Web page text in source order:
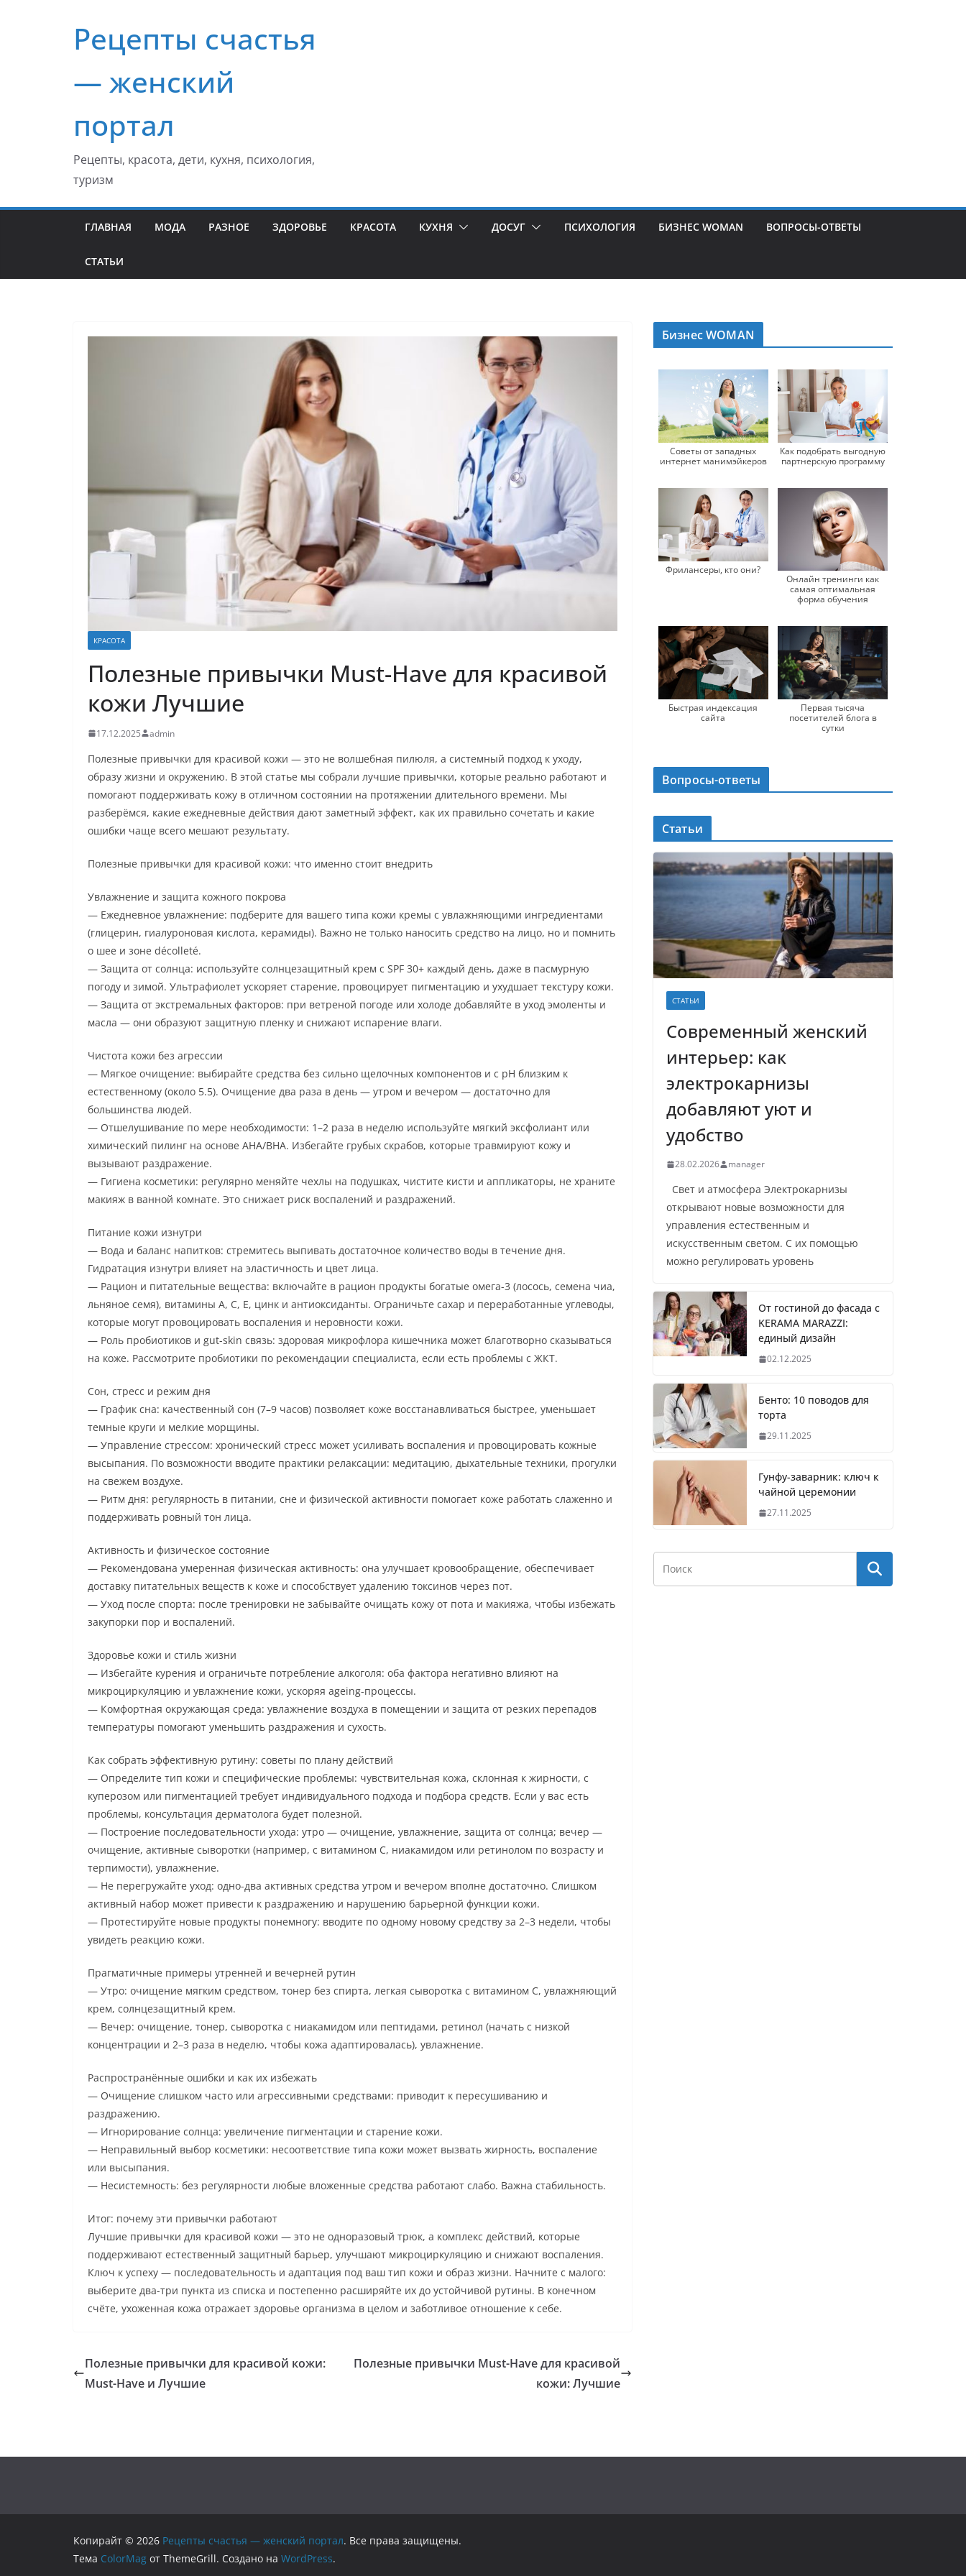
содержимомуРецепты счастья
— женский
портал
Рецепты, красота, дети, кухня, психология,
туризм
ГЛАВНАЯ МОДА РАЗНОЕ ЗДОРОВЬЕ КРАСОТА КУХНЯ ДОСУГ ПСИХОЛОГИЯ БИЗНЕС WOMAN ВОПРОСЫ-ОТВЕТЫ
СТАТЬИ
КРАСОТА
Полезные привычки Must-Have для красивой
кожи Лучшие
17.12.2025 admin
Полезные привычки для красивой кожи — это не волшебная пилюля, а системный подход к уходу,
образу жизни и окружению. В этой статье мы собрали лучшие привычки, которые реально работают и
помогают поддерживать кожу в отличном состоянии на протяжении длительного времени. Мы
разберёмся, какие ежедневные действия дают заметный эффект, как их правильно сочетать и какие
ошибки чаще всего мешают результату.
Полезные привычки для красивой кожи: что именно стоит внедрить
Увлажнение и защита кожного покрова
— Ежедневное увлажнение: подберите для вашего типа кожи кремы с увлажняющими ингредиентами
(глицерин, гиалуроновая кислота, керамиды). Важно не только наносить средство на лицо, но и помнить
о шее и зоне décolleté.
— Защита от солнца: используйте солнцезащитный крем с SPF 30+ каждый день, даже в пасмурную
погоду и зимой. Ультрафиолет ускоряет старение, провоцирует пигментацию и ухудшает текстуру кожи.
— Защита от экстремальных факторов: при ветреной погоде или холоде добавляйте в уход эмоленты и
масла — они образуют защитную пленку и снижают испарение влаги.
Чистота кожи без агрессии
— Мягкое очищение: выбирайте средства без сильно щелочных компонентов и с pH близким к
естественному (около 5.5). Очищение два раза в день — утром и вечером — достаточно для
большинства людей.
— Отшелушивание по мере необходимости: 1–2 раза в неделю используйте мягкий эксфолиант или
химический пилинг на основе AHA/BHA. Избегайте грубых скрабов, которые травмируют кожу и
вызывают раздражение.
— Гигиена косметики: регулярно меняйте чехлы на подушках, чистите кисти и аппликаторы, не храните
макияж в ванной комнате. Это снижает риск воспалений и раздражений.
Питание кожи изнутри
— Вода и баланс напитков: стремитесь выпивать достаточное количество воды в течение дня.
Гидратация изнутри влияет на эластичность и цвет лица.
— Рацион и питательные вещества: включайте в рацион продукты богатые омега-3 (лосось, семена чиа,
льняное семя), витамины A, C, E, цинк и антиоксиданты. Ограничьте сахар и переработанные углеводы,
которые могут провоцировать воспаления и неровности кожи.
— Роль пробиотиков и gut-skin связь: здоровая микрофлора кишечника может благотворно сказываться
на коже. Рассмотрите пробиотики по рекомендации специалиста, если есть проблемы с ЖКТ.
Сон, стресс и режим дня
— График сна: качественный сон (7–9 часов) позволяет коже восстанавливаться быстрее, уменьшает
темные круги и мелкие морщины.
— Управление стрессом: хронический стресс может усиливать воспаления и провоцировать кожные
высыпания. По возможности вводите практики релаксации: медитацию, дыхательные техники, прогулки
на свежем воздухе.
— Ритм дня: регулярность в питании, сне и физической активности помогает коже работать слаженно и
поддерживать ровный тон лица.
Активность и физическое состояние
— Рекомендована умеренная физическая активность: она улучшает кровообращение, обеспечивает
доставку питательных веществ к коже и способствует удалению токсинов через пот.
— Уход после спорта: после тренировки не забывайте очищать кожу от пота и макияжа, чтобы избежать
закупорки пор и воспалений.
Здоровье кожи и стиль жизни
— Избегайте курения и ограничьте потребление алкоголя: оба фактора негативно влияют на
микроциркуляцию и увлажнение кожи, ускоряя ageing-процессы.
— Комфортная окружающая среда: увлажнение воздуха в помещении и защита от резких перепадов
температуры помогают уменьшить раздражения и сухость.
Как собрать эффективную рутину: советы по плану действий
— Определите тип кожи и специфические проблемы: чувствительная кожа, склонная к жирности, с
куперозом или пигментацией требует индивидуального подхода и подбора средств. Если у вас есть
проблемы, консультация дерматолога будет полезной.
— Построение последовательности ухода: утро — очищение, увлажнение, защита от солнца; вечер —
очищение, активные сыворотки (например, с витамином C, ниакамидом или ретинолом по возрасту и
терпимости), увлажнение.
— Не перегружайте уход: одно-два активных средства утром и вечером вполне достаточно. Слишком
активный набор может привести к раздражению и нарушению барьерной функции кожи.
— Протестируйте новые продукты понемногу: вводите по одному новому средству за 2–3 недели, чтобы
увидеть реакцию кожи.
Прагматичные примеры утренней и вечерней рутин
— Утро: очищение мягким средством, тонер без спирта, легкая сыворотка с витамином C, увлажняющий
крем, солнцезащитный крем.
— Вечер: очищение, тонер, сыворотка с ниакамидом или пептидами, ретинол (начать с низкой
концентрации и 2–3 раза в неделю, чтобы кожа адаптировалась), увлажнение.
Распространённые ошибки и как их избежать
— Очищение слишком часто или агрессивными средствами: приводит к пересушиванию и
раздражению.
— Игнорирование солнца: увеличение пигментации и старение кожи.
— Неправильный выбор косметики: несоответствие типа кожи может вызвать жирность, воспаление
или высыпания.
— Несистемность: без регулярности любые вложенные средства работают слабо. Важна стабильность.
Итог: почему эти привычки работают
Лучшие привычки для красивой кожи — это не одноразовый трюк, а комплекс действий, которые
поддерживают естественный защитный барьер, улучшают микроциркуляцию и снижают воспаления.
Ключ к успеху — последовательность и адаптация под ваш тип кожи и образ жизни. Начните с малого:
выберите два-три пункта из списка и постепенно расширяйте их до устойчивой рутины. В конечном
счёте, ухоженная кожа отражает здоровье организма в целом и заботливое отношение к себе.
Полезные привычки для красивой кожи:
Must-Have и Лучшие
Полезные привычки Must-Have для красивой
кожи: Лучшие
Бизнес WOMAN
Советы от западных
интернет манимэйкеров
Как подобрать выгодную
партнерскую программу
Фрилансеры, кто они?
Онлайн тренинги как
самая оптимальная
форма обучения
Быстрая индексация
сайта
Первая тысяча
посетителей блога в
сутки
Вопросы-ответы
Статьи
СТАТЬИ
Современный женский
интерьер: как
электрокарнизы
добавляют уют и
удобство
28.02.2026 manager
Свет и атмосфера Электрокарнизы
открывают новые возможности для
управления естественным и
искусственным светом. С их помощью
можно регулировать уровень
От гостиной до фасада с
KERAMA MARAZZI:
единый дизайн
02.12.2025
Бенто: 10 поводов для
торта
29.11.2025
Гунфу-заварник: ключ к
чайной церемонии
27.11.2025
Копирайт © 2026 Рецепты счастья — женский портал. Все права защищены.
Тема ColorMag от ThemeGrill. Создано на WordPress.